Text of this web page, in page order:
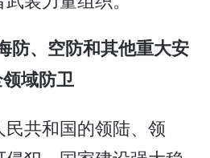
、空防和其他重大安
域防卫
共和国的领陆、领